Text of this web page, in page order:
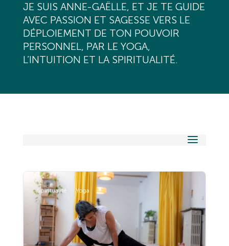
JE SUIS ANNE-GAËLLE, ET JE TE GUIDE
AVEC PASSION ET SAGESSE VERS LE
DÉPLOIEMENT DE TON POUVOIR
PERSONNEL, PAR LE YOGA,
L’INTUITION ET LA SPIRITUALITÉ.
Spiritualité Yoga